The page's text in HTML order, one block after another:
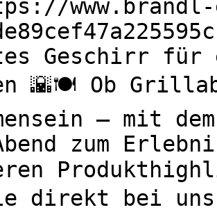
Geschirr für
🌇🍽️ Ob
– mit
zum
direkt bei uns